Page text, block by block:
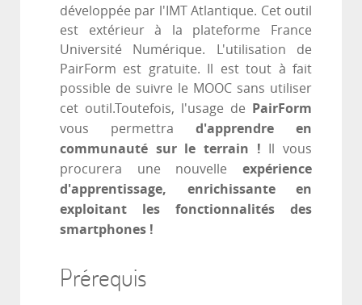
développée par l'IMT Atlantique. Cet outil
est extérieur à la plateforme France
Université Numérique. L'utilisation de
PairForm est gratuite. Il est tout à fait
possible de suivre le MOOC sans utiliser
cet outil.Toutefois, l'usage de PairForm
vous permettra d'apprendre en
communauté sur le terrain ! Il vous
procurera une nouvelle expérience
d'apprentissage, enrichissante en
exploitant les fonctionnalités des
smartphones !
Prérequis